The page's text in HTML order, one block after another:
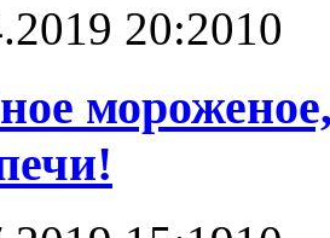
20:2010